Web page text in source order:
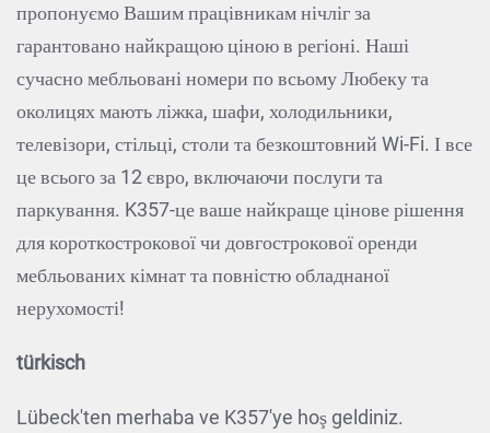
пропонуємо Вашим працівникам нічліг за
гарантовано найкращою ціною в регіоні. Наші
сучасно мебльовані номери по всьому Любеку та
околицях мають ліжка, шафи, холодильники,
телевізори, стільці, столи та безкоштовний Wi-Fi. І все
це всього за 12 євро, включаючи послуги та
паркування. K357-це ваше найкраще цінове рішення
для короткострокової чи довгострокової оренди
мебльованих кімнат та повністю обладнаної
нерухомості!
türkisch
Lübeck'ten merhaba ve K357'ye hoş geldiniz.